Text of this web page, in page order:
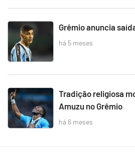
Grêmio anuncia
há 5 meses
Tradição religiosa
Amuzu no Grêmio
há 6 meses